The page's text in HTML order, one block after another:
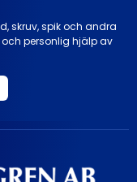
skruv, spik och andra
personlig hjälp av